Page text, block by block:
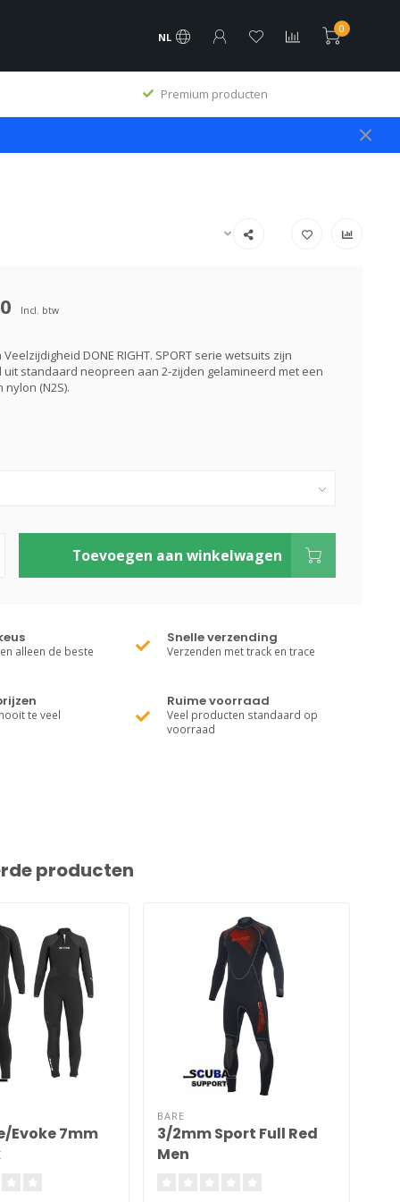
NL
0
Premium producten
Incl. btw
DONE RIGHT. SPORT serie wetsuits zijn
uit standaard neopreen aan 2-zijden gelamineerd met een
(N2S).
Toevoegen aan winkelwagen
alleen de beste
Snelle verzending
Verzenden met track en trace
te veel
Ruime voorraad
Veel producten standaard op
voorraad
producten
Evoke 7mm
BARE
3/2mm Sport Full Red
Men